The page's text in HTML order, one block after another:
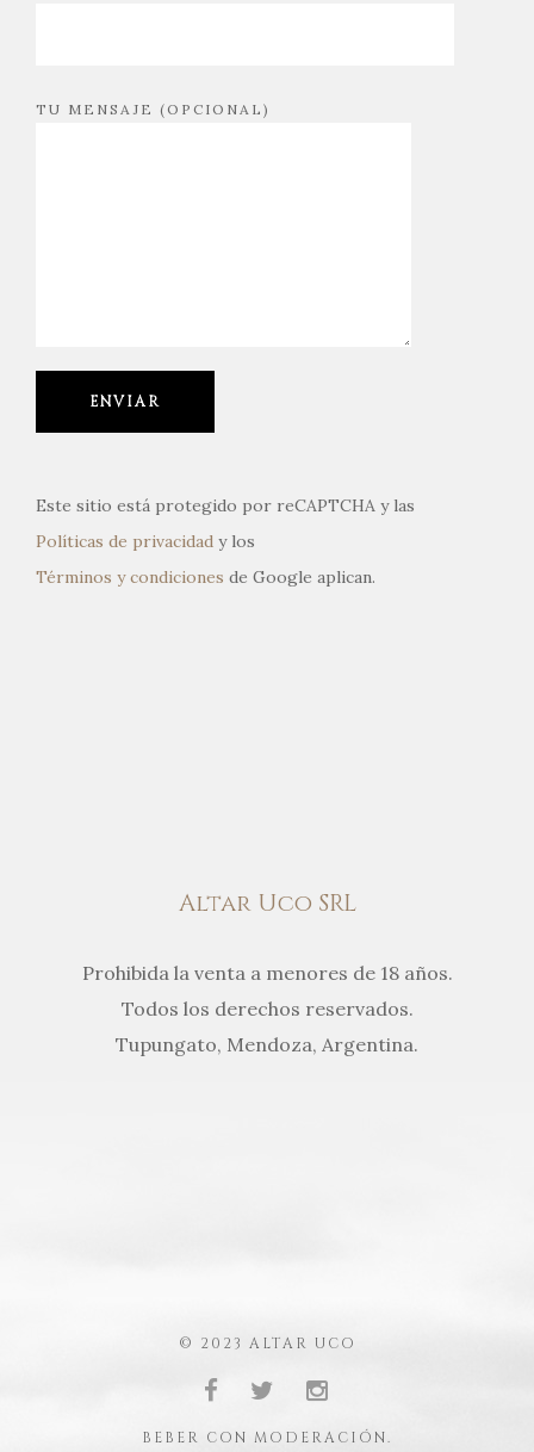
TU MENSAJE (OPCIONAL)
Este sitio está protegido por reCAPTCHA y las
Políticas de privacidad y los
Términos y condiciones de Google aplican.
Altar Uco SRL
Prohibida la venta a menores de 18 años.
Todos los derechos reservados.
Tupungato, Mendoza, Argentina.
© 2023 ALTAR UCO
BEBER CON MODERACIÓN.